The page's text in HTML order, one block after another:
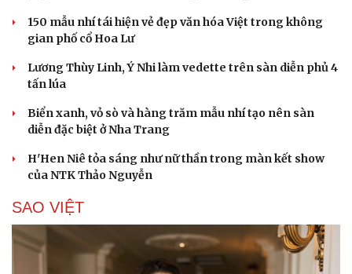
150 mẫu nhí tái hiện vẻ đẹp văn hóa Việt trong không
gian phố cổ Hoa Lư
Lương Thùy Linh, Ý Nhi làm vedette trên sàn diễn phủ 4
tấn lúa
Biển xanh, vỏ sò và hàng trăm mẫu nhí tạo nên sàn
diễn đặc biệt ở Nha Trang
H'Hen Niê tỏa sáng như nữ thần trong màn kết show
của NTK Thảo Nguyễn
SAO VIỆT